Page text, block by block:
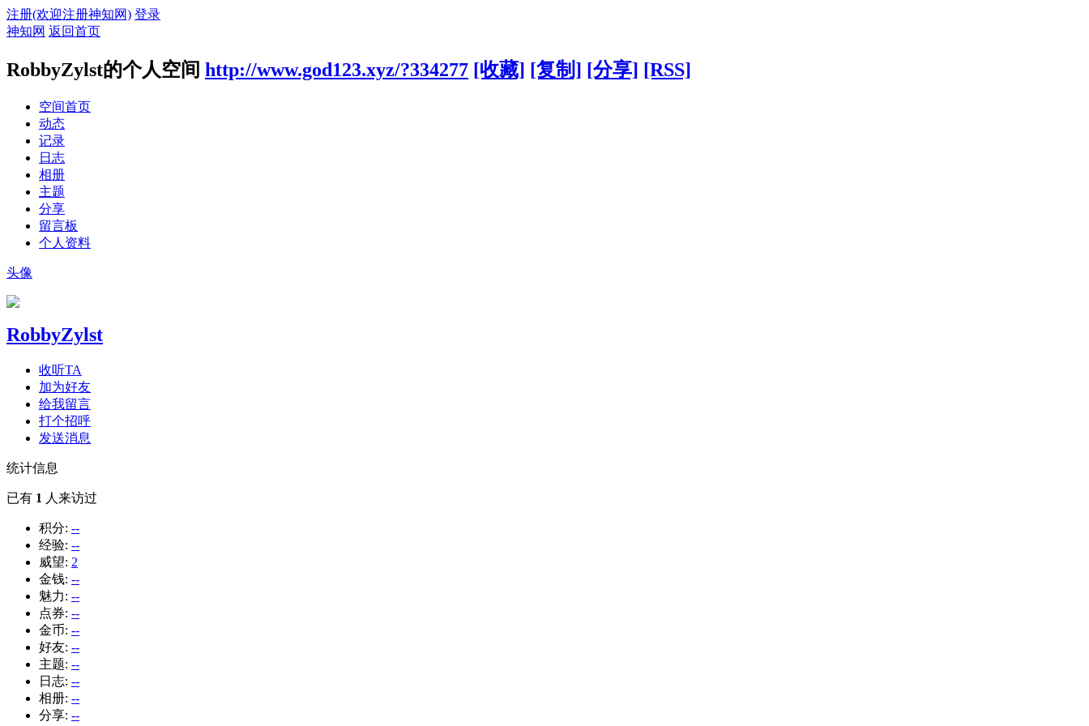
注册(欢迎注册神知网) 登录
神知网 返回首页
RobbyZylst的个人空间 http://www.god123.xyz/?334277 [收藏] [复制] [分享] [RSS]
空间首页
动态
记录
日志
相册
主题
分享
留言板
个人资料
头像
RobbyZylst
收听TA
加为好友
给我留言
打个招呼
发送消息
统计信息
已有 1 人来访过
积分: --
经验: --
威望: 2
金钱: --
魅力: --
点券: --
金币: --
好友: --
主题: --
日志: --
相册: --
分享: --